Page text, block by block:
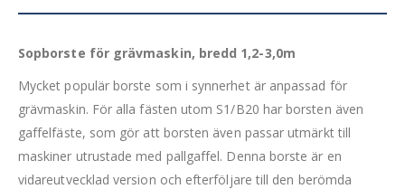
Sopborste för grävmaskin, bredd 1,2-3,0m
Mycket populär borste som i synnerhet är anpassad för
grävmaskin. För alla fästen utom S1/B20 har borsten även
gaffelfäste, som gör att borsten även passar utmärkt till
maskiner utrustade med pallgaffel. Denna borste är en
vidareutvecklad version och efterföljare till den berömda